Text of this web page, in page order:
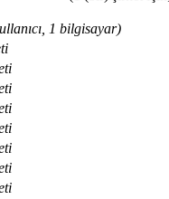
1 bilgisayar)